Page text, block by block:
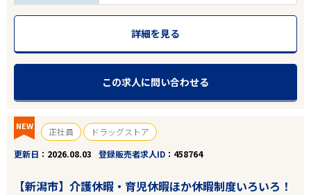
詳細を見る
この求人に問い合わせる
NEW 正社員
ドラッグストア
更新日
2026.08.03 登録販売者求人ID 458764
【新潟市】介護休暇・育児休暇ほか休暇制度いろいろ！